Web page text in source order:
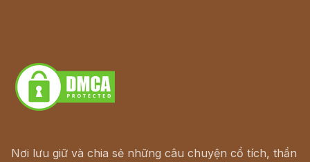
Nơi lưu giữ và chia sẻ những câu chuyện cổ tích, thần